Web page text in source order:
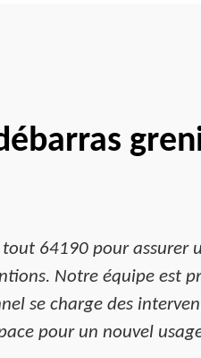
64190 pour assurer
Notre équipe est
se charge des
pour un nouvel